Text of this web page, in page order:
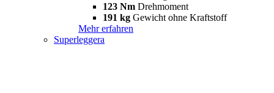
123 Nm Drehmoment
191 kg Gewicht ohne Kraftstoff
Mehr erfahren
Superleggera